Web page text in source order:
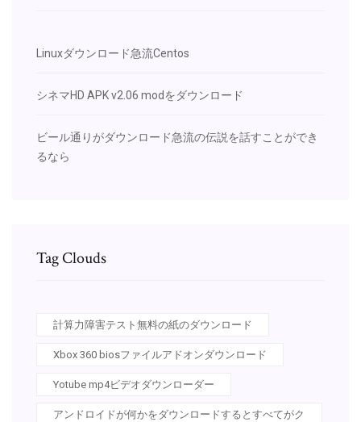
Linuxダウンロード急流Centos
シネマHD APK v2.06 modをダウンロード
ビール通りがダウンロード急流の伝説を話すことができ
るなら
Tag Clouds
計算力障害テスト無料の紙のダウンロード
Xbox 360 biosファイルアドオンダウンロード
Yotube mp4ビデオダウンローダー
アンドロイドが何かをダウンロードするとすべてがク